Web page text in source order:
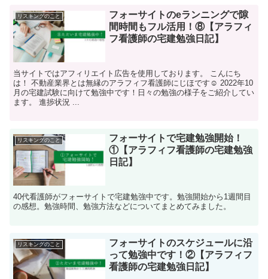
リスキングのこと
フォーサイトのeランニングで隙
間時間もフル活用！⑧【アラフィ
フ看護師の宅建勉強日記】
当サイトではアフィリエイト広告を使用しております。 こんにち
は！ 不動産業界とは無縁のアラフィフ看護師にじほです☺ 2022年10
月の宅建試験に向けて勉強中です！日々の勉強の様子をご紹介してい
ます。 進捗状況 ...
リスキングのこと
フォーサイトで宅建勉強開始！
①【アラフィフ看護師の宅建勉強
日記】
40代看護師がフォーサイトで宅建勉強中です。勉強開始から1週間目
の感想。勉強時間、勉強方法などについてまとめてみました。
リスキングのこと
フォーサイトのスケジュールに沿
って勉強中です！②【アラフィフ
看護師の宅建勉強日記】